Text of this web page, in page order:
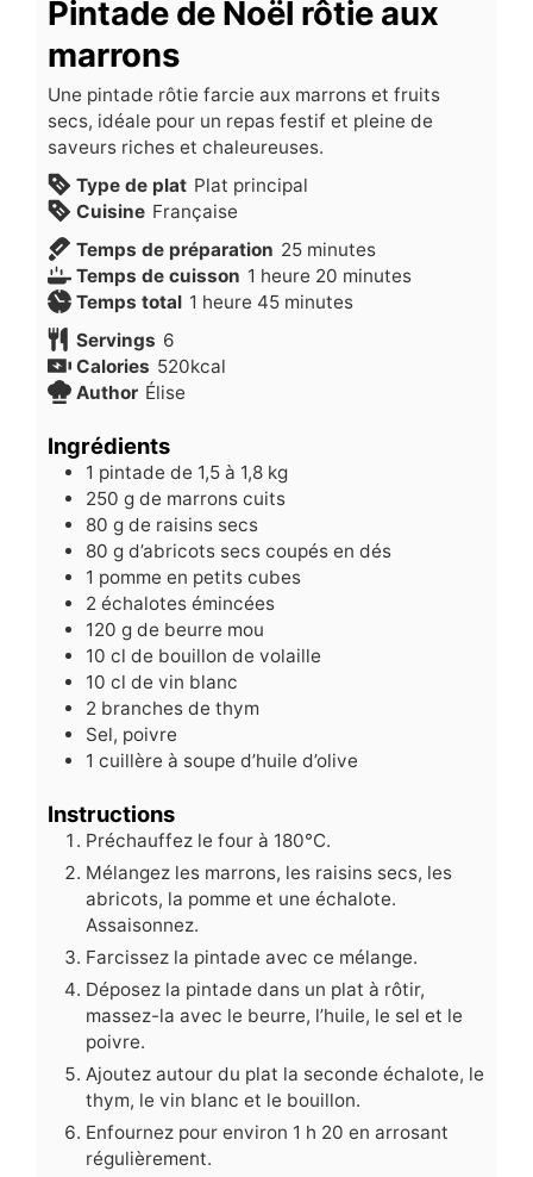
Pintade de Noël rôtie aux
marrons
Une pintade rôtie farcie aux marrons et fruits
secs, idéale pour un repas festif et pleine de
saveurs riches et chaleureuses.
Type de plat Plat principal
Cuisine Française
Temps de préparation 25minutes
minutes
Temps de cuisson 1 heure
heure 20minutes
minutes
Temps total 1 heure
heure 45minutes
minutes
Servings 6
Calories 520kcal
Author Élise
Ingrédients
1 pintade de 1,5 à 1,8 kg
250 g de marrons cuits
80 g de raisins secs
80 g d’abricots secs coupés en dés
1 pomme en petits cubes
2 échalotes émincées
120 g de beurre mou
10 cl de bouillon de volaille
10 cl de vin blanc
2 branches de thym
Sel, poivre
1 cuillère à soupe d’huile d’olive
Instructions
Préchauffez le four à 180°C.
Mélangez les marrons, les raisins secs, les
abricots, la pomme et une échalote.
Assaisonnez.
Farcissez la pintade avec ce mélange.
Déposez la pintade dans un plat à rôtir,
massez-la avec le beurre, l’huile, le sel et le
poivre.
Ajoutez autour du plat la seconde échalote, le
thym, le vin blanc et le bouillon.
Enfournez pour environ 1 h 20 en arrosant
régulièrement.